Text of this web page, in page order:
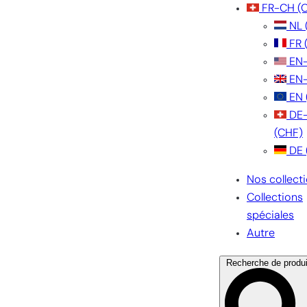
FR-CH
NL
FR
EN
(CHF)
DE
Nos
Collections
spéciales
Autre
Recherche de